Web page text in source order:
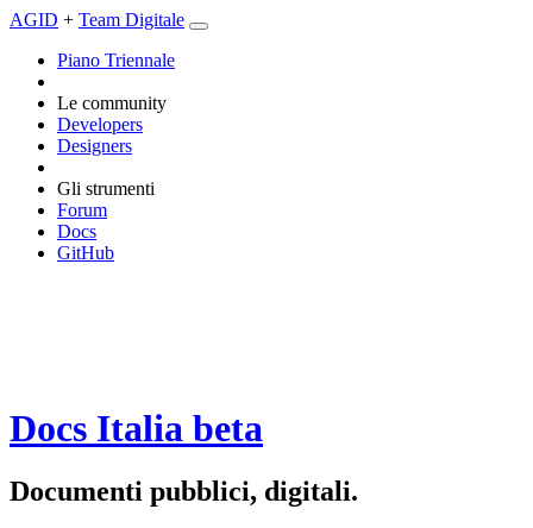
AGID + Team Digitale
Piano Triennale
Le community
Developers
Designers
Gli strumenti
Forum
Docs
GitHub
Docs Italia beta
Documenti pubblici, digitali.